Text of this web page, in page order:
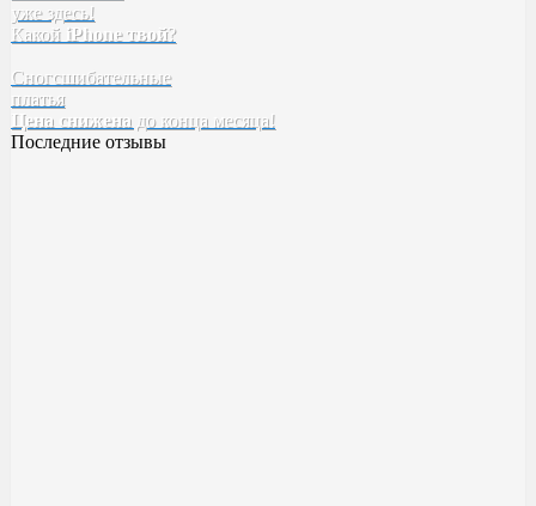
SELECTIVE
Karseell
EPICA
уже здесь!
Какой iPhone твой?
Сногсшибательные
платья
Цена снижена до конца месяца!
Последние отзывы